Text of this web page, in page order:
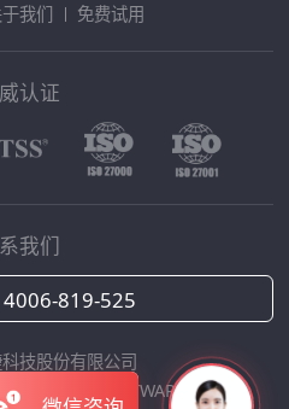
我们 免费试用
认证
我们
4006-819-525
技股份有限公司
SOFTWARE